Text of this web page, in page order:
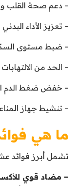
– دعم صحة القلب
– تعزيز الأداء
– ضبط مستوى
– الحد من
– خفض ضغط الدم
– تنشيط جهاز
ما هي
تشمل أبرز فوائد
– مضاد قوي